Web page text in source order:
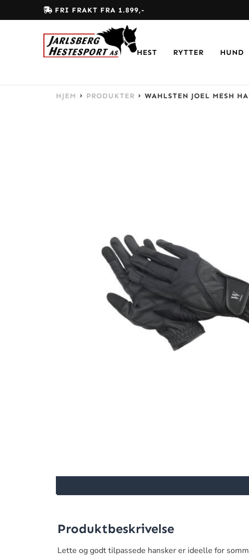
FRI FRAKT FRA 1.899,-
HEST RYTTER HUND
HJEM PRODUKTER WAHLSTEN JOEL MESH
Produktbeskrivelse
Lette og godt tilpassede hansker er ideelle for